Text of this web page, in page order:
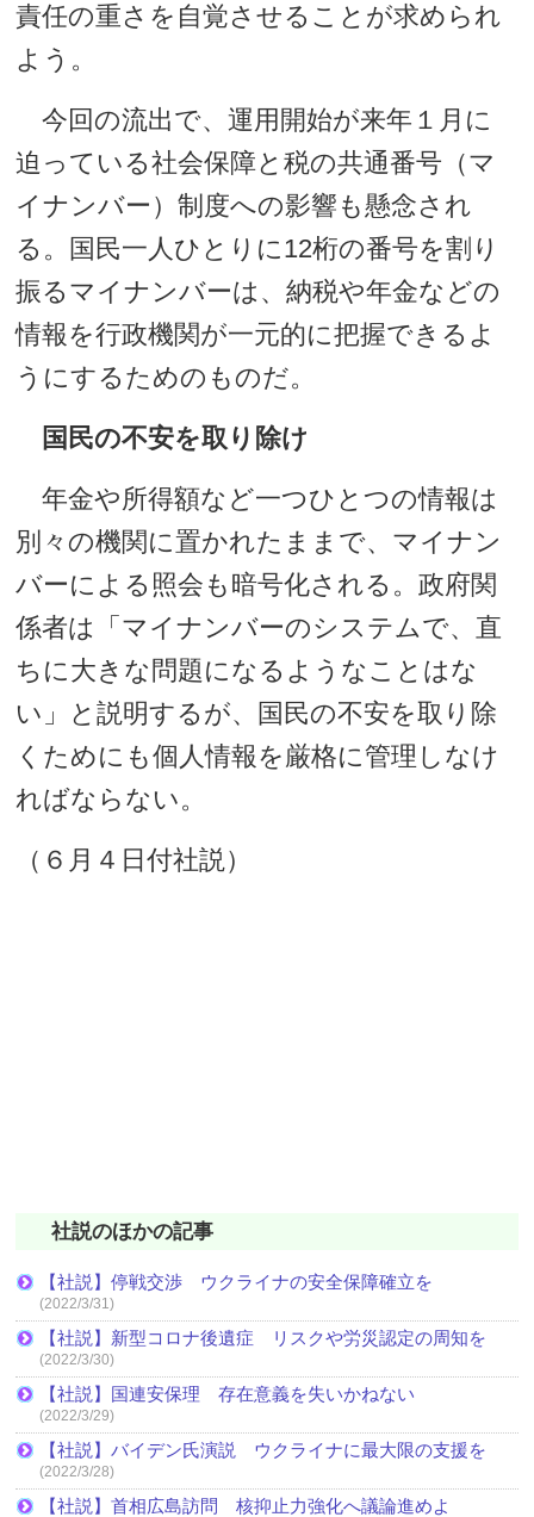
責任の重さを自覚させることが求められ
よう。
今回の流出で、運用開始が来年１月に
迫っている社会保障と税の共通番号（マ
イナンバー）制度への影響も懸念され
る。国民一人ひとりに12桁の番号を割り
振るマイナンバーは、納税や年金などの
情報を行政機関が一元的に把握できるよ
うにするためのものだ。
国民の不安を取り除け
年金や所得額など一つひとつの情報は
別々の機関に置かれたままで、マイナン
バーによる照会も暗号化される。政府関
係者は「マイナンバーのシステムで、直
ちに大きな問題になるようなことはな
い」と説明するが、国民の不安を取り除
くためにも個人情報を厳格に管理しなけ
ればならない。
（６月４日付社説）
社説のほかの記事
【社説】停戦交渉 ウクライナの安全保障確立を
(2022/3/31)
【社説】新型コロナ後遺症 リスクや労災認定の周知を
(2022/3/30)
【社説】国連安保理 存在意義を失いかねない
(2022/3/29)
【社説】バイデン氏演説 ウクライナに最大限の支援を
(2022/3/28)
【社説】首相広島訪問 核抑止力強化へ議論進めよ